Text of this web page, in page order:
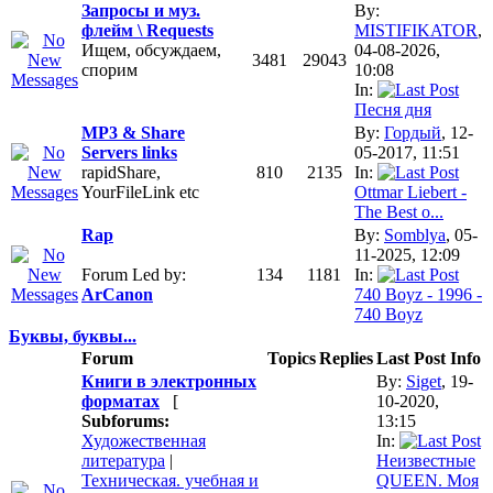
Запросы и муз.
флeйм \ Requests
Ищем, обсуждаем,
спорим
3481 29043
By:
MISTIFIKATOR,
04-08-2026,
10:08
In:
Песня дня
MP3 & Share
Servers links
rapidShare,
YourFileLink etc
810 2135
By: Гордый, 12-
05-2017, 11:51
In:
Ottmar Liebert -
The Best o...
Rap
Forum Led by:
ArCanon
134 1181
By: Somblya, 05-
11-2025, 12:09
In:
740 Boyz - 1996 -
740 Boyz
Буквы, буквы...
Forum
TopicsRepliesLast Post Info
Книги в электронных
форматах
[
Subforums:
Художественная
литература |
Техническая. учебная и
By: Siget, 19-
10-2020,
13:15
In:
Неизвестные
QUEEN. Моя